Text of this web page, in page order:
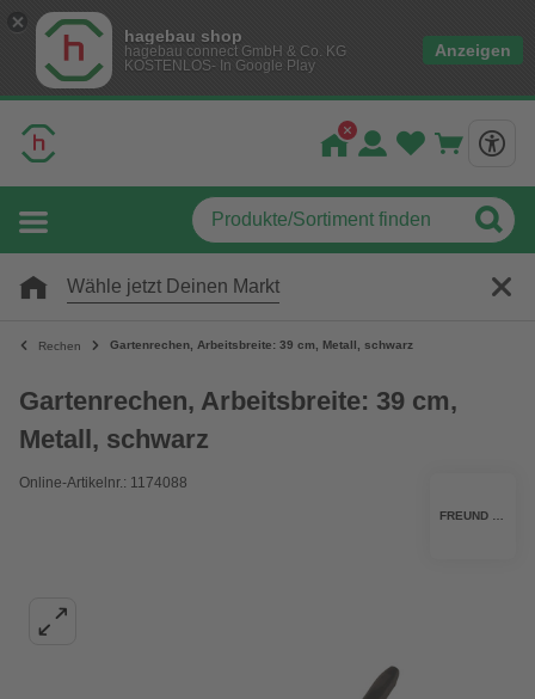
hagebau shop
hagebau connect GmbH & Co. KG
KOSTENLOS- In Google Play
Anzeigen
Wähle jetzt Deinen Markt
Rechen Gartenrechen, Arbeitsbreite: 39 cm, Metall, schwarz
Gartenrechen, Arbeitsbreite: 39 cm,
Metall, schwarz
Online-Artikelnr.: 1174088